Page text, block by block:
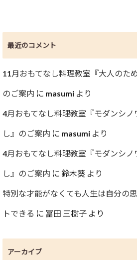
最近のコメント
11月おもてなし料理教室『大人のた
のご案内 に masumi より
4月おもてなし料理教室『モダンシノ
し』のご案内 に masumi より
4月おもてなし料理教室『モダンシノ
し』のご案内 に 鈴木葵 より
特別な才能がなくても人生は自分の
トできる に 冨田 三樹子 より
アーカイブ